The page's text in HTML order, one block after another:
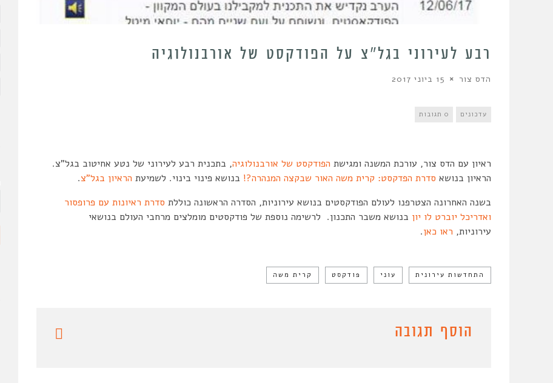
רבע לעירוני בגל”צ על הפודקסט של אורבנולוגיה
הדס צור 15 ביוני 2017
עדכונים 0 תגובות
ראיון עם הדס צור, עורכת המשנה ומגישת הפודקסט של אורבנולוגיה, בתכנית רבע לעירוני של נטע אחיטוב בגל”צ.
הראיון בנושא סדרת הפדקסט: קרית משה האור שבקצה המנהרה?! בנושא פינוי בינוי. לשמיעת הראיון בגל”צ.
בשנה האחרונה הצטרפנו לעולם הפודקסטים בנושא עירוניות, הסדרה הראשונה כוללת סדרת ראיונות עם פרופסור
ואדריכל יוברט לו יון בנושא משבר התכנון. לרשימה נוספת של פודקסטים מומלצים מרחבי העולם בנושאי
עירוניות, ראו כאן.
התחדשות עירונית עוני פודקסט קרית משה
הוסף תגובה